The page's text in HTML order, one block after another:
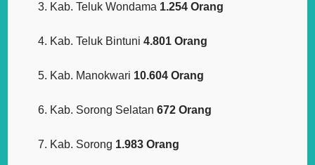
Kab. Teluk Wondama 1.254 Orang
Kab. Teluk Bintuni4.801 Orang
Kab. Manokwari 10.604 Orang
Kab. Sorong Selatan672 Orang
Kab. Sorong 1.983 Orang